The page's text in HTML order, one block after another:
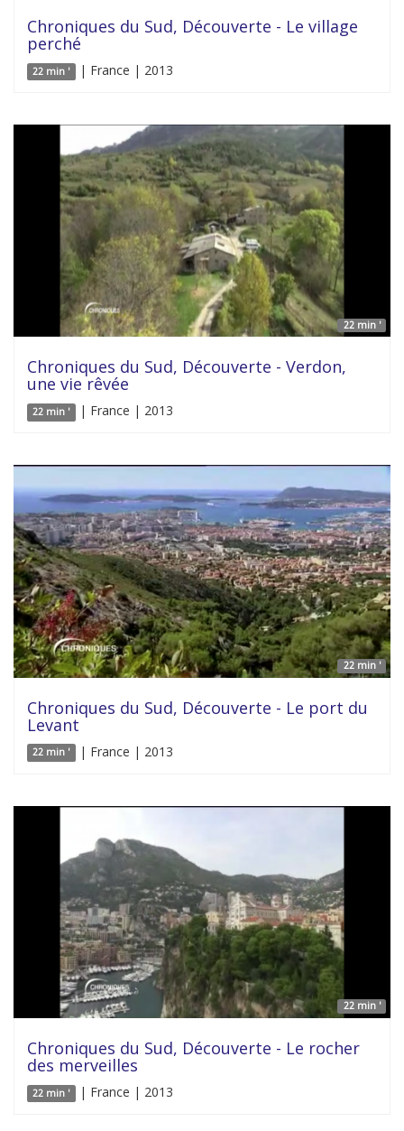
Chroniques du Sud, Découverte - Le village
perché
22 min ' | France | 2013
22 min '
Chroniques du Sud, Découverte - Verdon,
une vie rêvée
22 min ' | France | 2013
22 min '
Chroniques du Sud, Découverte - Le port du
Levant
22 min ' | France | 2013
22 min '
Chroniques du Sud, Découverte - Le rocher
des merveilles
22 min ' | France | 2013